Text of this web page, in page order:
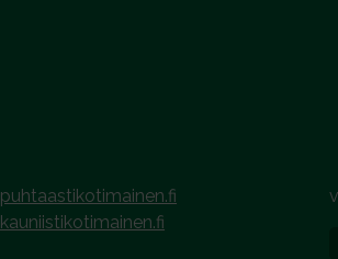
puhtaastikotimainen.fi
kauniistikotimainen.fi